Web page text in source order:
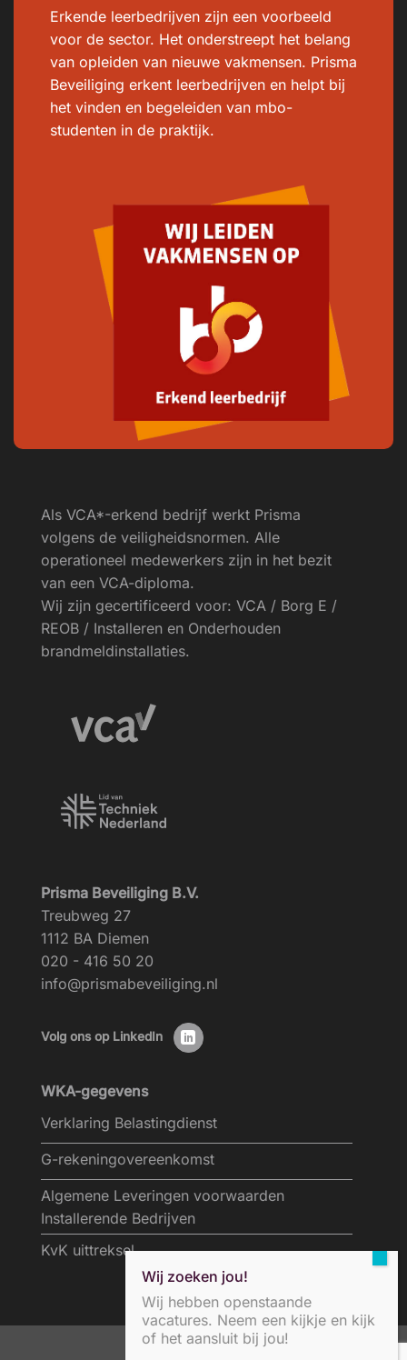
Erkende leerbedrijven zijn een voorbeeld
voor de sector. Het onderstreept het belang
van opleiden van nieuwe vakmensen. Prisma
Beveiliging erkent leerbedrijven en helpt bij
het vinden en begeleiden van mbo-
studenten in de praktijk.
Als VCA*-erkend bedrijf werkt Prisma
volgens de veiligheids­normen. Alle
operationeel medewerkers zijn in het bezit
van een VCA-diploma.
Wij zijn gecertificeerd voor: VCA / Borg E /
REOB / Installeren en Onderhouden
brandmeldinstallaties.
Prisma Beveiliging B.V.
Treubweg 27
1112 BA Diemen
020 - 416 50 20
info@prismabeveiliging.nl
Volg ons op LinkedIn
WKA-gegevens
Verklaring Belastingdienst
G-rekeningovereenkomst
Algemene Leveringen voorwaarden
Installerende Bedrijven
KvK uittreksel
privacybeleid/disclaimer
Wij zoeken jou!
Wij hebben openstaande
vacatures. Neem een kijkje en kijk
of het aansluit bij jou!